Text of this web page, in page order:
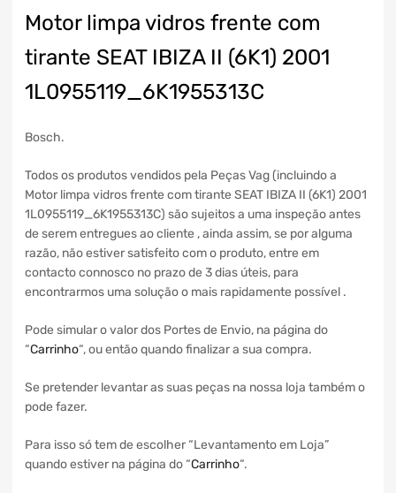
Motor limpa vidros frente com
tirante SEAT IBIZA II (6K1) 2001
1L0955119_6K1955313C
Bosch.
Todos os produtos vendidos pela Peças Vag (incluindo a
Motor limpa vidros frente com tirante SEAT IBIZA II (6K1) 2001
1L0955119_6K1955313C) são sujeitos a uma inspeção antes
de serem entregues ao cliente , ainda assim, se por alguma
razão, não estiver satisfeito com o produto, entre em
contacto connosco no prazo de 3 dias úteis, para
encontrarmos uma solução o mais rapidamente possível .
Pode simular o valor dos Portes de Envio, na página do
“Carrinho“, ou então quando finalizar a sua compra.
Se pretender levantar as suas peças na nossa loja também o
pode fazer.
Para isso só tem de escolher “Levantamento em Loja”
quando estiver na página do “Carrinho“.